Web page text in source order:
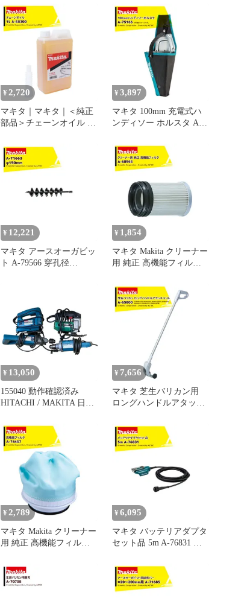
換用 消耗品 ごみパック
¥ 2,720
マキタ｜マキタ｜＜純正
部品＞チェーンオイル A-
1L
¥ 3,897
マキタ 100mm 充電式ハ
ンディソー ホルスタ A-
¥ 12,221
マキタ アースオーガビッ
ト A-79566 穿孔径
¥ 1,854
マキタ Makita クリーナー
用 純正 高機能フィルタ 1
交換用 消耗品 ごみパッ
ク A-79120
¥ 13,050
155040 動作確認済み
HITACHI / MAKITA 日
まとめ売り
¥ 7,656
マキタ 芝生バリカン用
ロングハンドルアタッチ
MUM1100/1600/600/604D
他用 A-65800
¥ 2,789
マキタ Makita クリーナー
用 純正 高機能フィルタ
式用 交換用 消耗品 フィ
ルター A-74457
¥ 6,095
マキタ バッテリアダプタ
セット品 5m A-76831 適